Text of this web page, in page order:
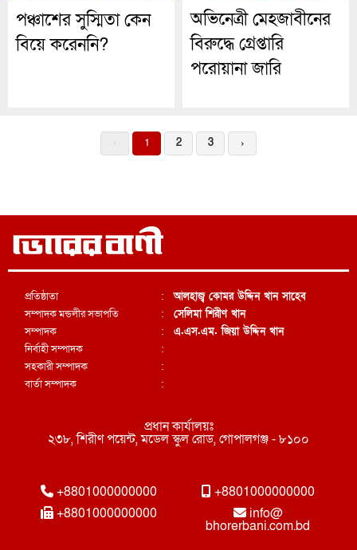
পঞ্চাশের সুস্মিতা কেন
বিয়ে করেননি?
অভিনেত্রী মেহজাবীনের
বিরুদ্ধে গ্রেপ্তারি
পরোয়ানা জারি
‹ 1 2 3 ›
প্রতিষ্ঠাতা
সম্পাদক মন্ডলীর সভাপতি
সম্পাদক
নির্বাহী সম্পাদক
সহকারী সম্পাদক
বার্তা সম্পাদক
:
:
:
:
:
:
আলহাজ্ব কোমর উদ্দিন খান সাহেব
সেলিমা শিরীণ খান
এ.এস.এম. জিয়া উদ্দিন খান
প্রধান কার্যালয়ঃ
২৩৮, শিরীণ পয়েন্ট, মডেল স্কুল রোড, গোপালগঞ্জ - ৮১০০
+8801000000000
+8801000000000
+8801000000000
info@
bhorerbani.com.bd